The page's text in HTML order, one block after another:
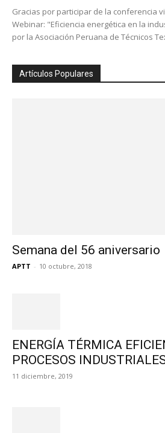
Gracias por participar de la conferencia
Webinar: "Eficiencia energética en la
por la Asociación Peruana de Técnicos
Artículos Populares
Semana del 56 aniversario
APTT - 10 octubre, 2018
ENERGÍA TÉRMICA
PROCESOS
11 diciembre, 2019